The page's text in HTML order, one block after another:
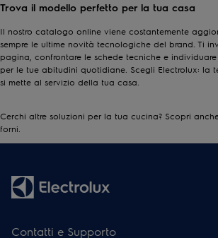
Trova il modello perfetto per la tua casa
Il nostro catalogo online viene costantemente
sempre le ultime novità tecnologiche del brand. Ti
pagina, confrontare le schede tecniche e
per le tue abitudini quotidiane. Scegli Electrolux: la
si mette al servizio della tua casa.
Cerchi altre soluzioni per la tua cucina? Scopri
forni
Contatti e Supporto